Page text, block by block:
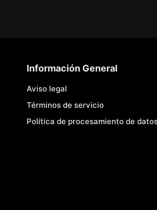
Información General
Aviso legal
Términos de servicio
Política de procesamiento de